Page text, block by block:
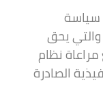
سياسة
يحق
نظام
الصادرة